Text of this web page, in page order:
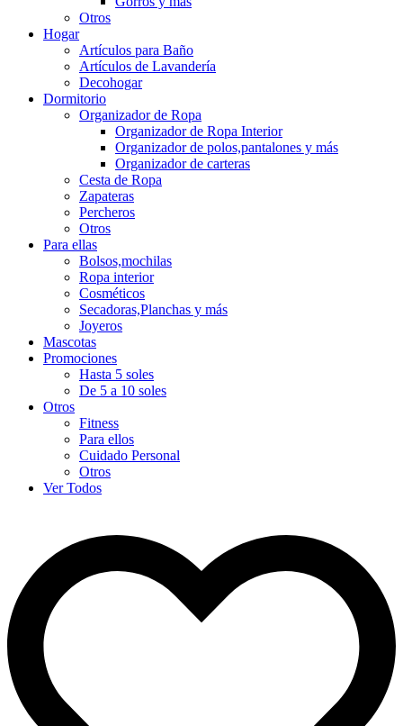
Otros
Hogar
Artículos para Baño
Artículos de Lavandería
Decohogar
Dormitorio
Organizador de Ropa
Organizador de Ropa Interior
Organizador de polos,pantalones y más
Organizador de carteras
Cesta de Ropa
Zapateras
Percheros
Otros
Para ellas
Bolsos,mochilas
Ropa interior
Cosméticos
Secadoras,Planchas y más
Joyeros
Mascotas
Promociones
Hasta 5 soles
De 5 a 10 soles
Otros
Fitness
Para ellos
Cuidado Personal
Otros
Ver Todos